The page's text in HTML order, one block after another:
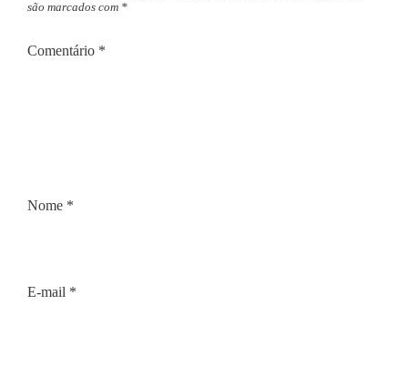
são marcados com *
Comentário *
Nome *
E-mail *